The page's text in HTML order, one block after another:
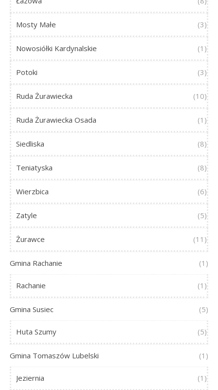
Mosty Małe (3)
Nowosiółki Kardynalskie (1)
Potoki (3)
Ruda Żurawiecka (10)
Ruda Żurawiecka Osada (1)
Siedliska (8)
Teniatyska (8)
Wierzbica (6)
Zatyle (5)
Żurawce (11)
Gmina Rachanie (1)
Rachanie (1)
Gmina Susiec (5)
Huta Szumy (5)
Gmina Tomaszów Lubelski (1)
Jeziernia (1)